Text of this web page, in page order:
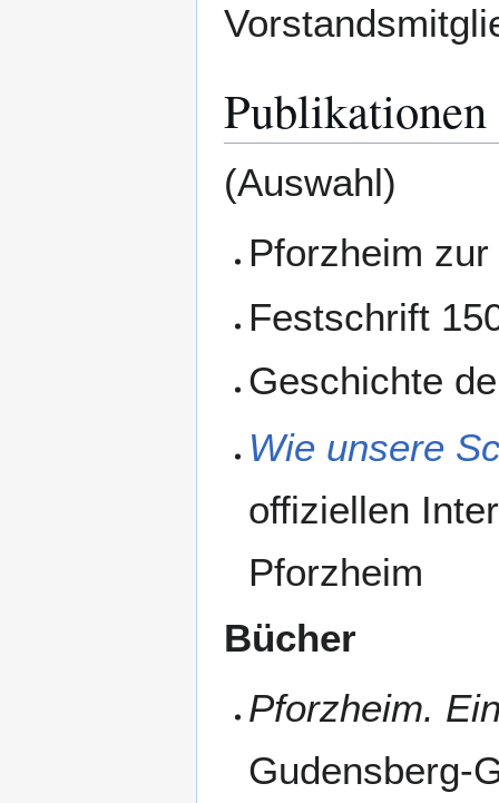
Publikationen
(Auswahl)
Pforzheim
Festschrift
Geschichte
Wie unsere
offiziellen
Pforzheim
Bücher
Pforzheim.
Gudensberg-